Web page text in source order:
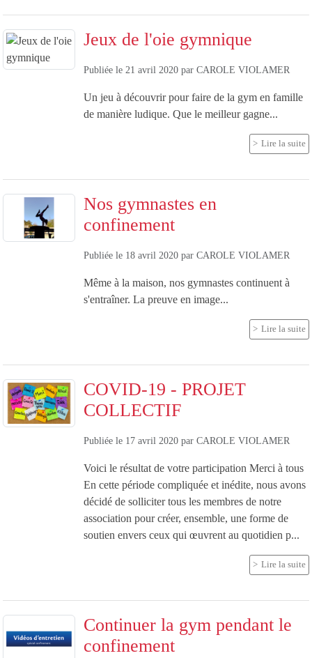
Jeux de l'oie gymnique
Publiée le 21 avril 2020 par CAROLE VIOLAMER
Un jeu à découvrir pour faire de la gym en famille
de manière ludique. Que le meilleur gagne...
Lire la suite
Nos gymnastes en
confinement
Publiée le 18 avril 2020 par CAROLE VIOLAMER
Même à la maison, nos gymnastes continuent à
s'entraîner. La preuve en image...
Lire la suite
COVID-19 - PROJET
COLLECTIF
Publiée le 17 avril 2020 par CAROLE VIOLAMER
Voici le résultat de votre participation Merci à tous
En cette période compliquée et inédite, nous avons
décidé de solliciter tous les membres de notre
association pour créer, ensemble, une forme de
soutien envers ceux qui œuvrent au quotidien p...
Lire la suite
Continuer la gym pendant le
confinement